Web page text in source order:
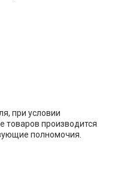
при условии
товаров производится
полномочия.